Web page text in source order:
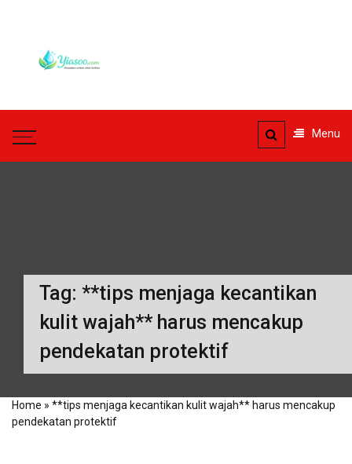
Perawatan Lembut untuk
Kulitmu
Menu
Tag: **tips menjaga kecantikan
kulit wajah** harus mencakup
pendekatan protektif
Home » **tips menjaga kecantikan kulit wajah** harus mencakup
pendekatan protektif